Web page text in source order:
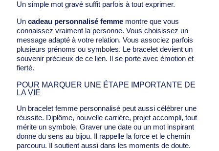
Un simple mot gravé suffit parfois à tout exprimer.
Un cadeau personnalisé femmemontre que vous
connaissez vraiment la personne. Vous choisissez un
message adapté à votre relation. Vous associez parfois
plusieurs prénoms ou symboles. Le bracelet devient un
souvenir précieux de ce lien. Il se porte avec émotion et
fierté.
POUR MARQUER UNE ÉTAPE IMPORTANTE DE
LA VIE
Un bracelet femme personnalisé peut aussi célébrer une
réussite. Diplôme, nouvelle carrière, projet accompli, tout
mérite un symbole. Graver une date ou un mot inspirant
donne du sens au bijou. Il rappelle la force et le chemin
parcouru. Il soutient aussi dans les moments de doute.